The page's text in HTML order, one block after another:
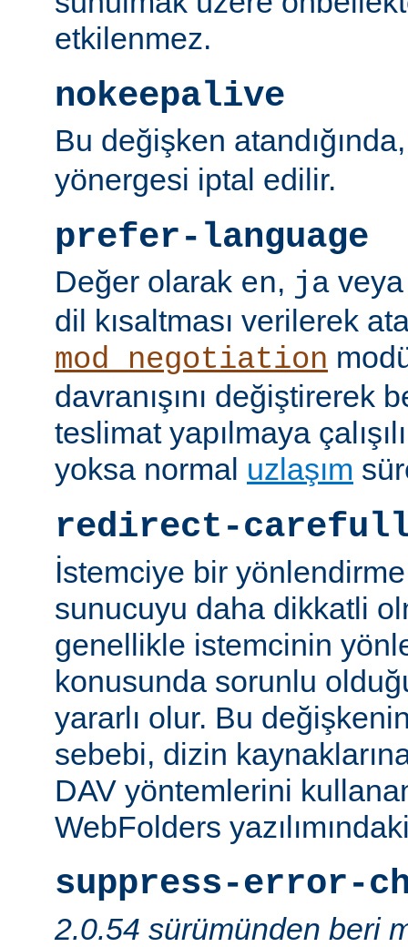
etkilenmez.
nokeepalive
Bu değişken
yönergesi iptal edilir.
prefer-language
Değer olarak en, ja
dil kısaltması verilerek
mod_negotiation
davranışını değiştirerek
teslimat yapılmaya
yoksa normal uzlaşım
redirect-
İstemciye bir
sunucuyu daha dikkatli
genellikle istemcinin
konusunda sorunlu
yararlı olur. Bu
sebebi, dizin
DAV yöntemlerini
WebFolders
suppress-error-
2.0.54 sürümünden beri